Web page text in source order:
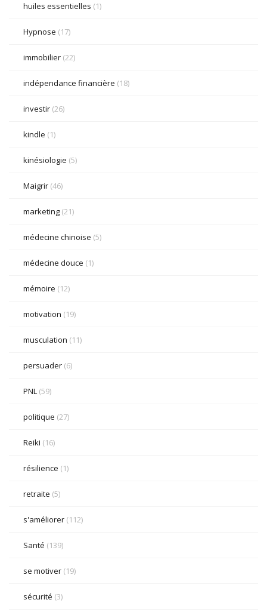
huiles essentielles (1)
Hypnose (17)
immobilier (22)
indépendance financière (18)
investir (26)
kindle (1)
kinésiologie (5)
Maigrir (46)
marketing (21)
médecine chinoise (5)
médecine douce (1)
mémoire (12)
motivation (19)
musculation (11)
persuader (6)
PNL (59)
politique (27)
Reiki (16)
résilience (1)
retraite (5)
s'améliorer (112)
Santé (139)
se motiver (19)
sécurité (3)